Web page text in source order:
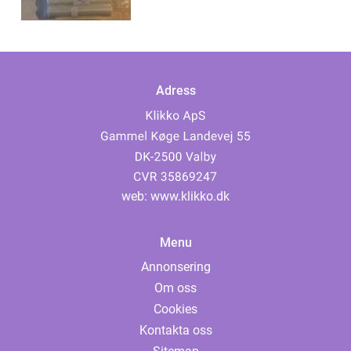
Adress
web: www.klikko.dk
Menu
Annonsering
Om oss
Cookies
Kontakta oss